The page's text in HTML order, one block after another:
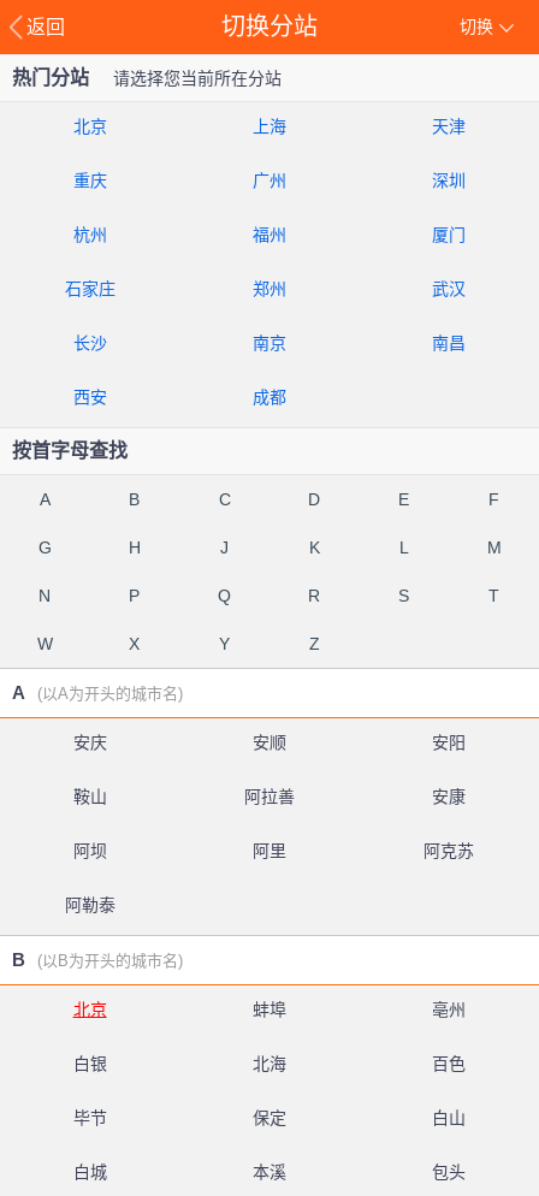
返回 切换
切换分站
热门分站 请选择您当前所在分站
北京 上海 天津
重庆 广州 深圳
杭州 福州 厦门
石家庄 郑州 武汉
长沙 南京 南昌
西安 成都
按首字母查找
A B C D E F
G H J K L M
N P Q R S T
W X Y Z
A (以A为开头的城市名)
安庆 安顺 安阳
鞍山 阿拉善 安康
阿坝 阿里 阿克苏
阿勒泰
B (以B为开头的城市名)
北京 蚌埠 亳州
白银 北海 百色
毕节 保定 白山
白城 本溪 包头